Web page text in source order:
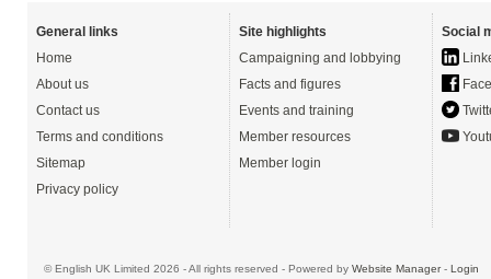
General links
Home
About us
Contact us
Terms and conditions
Sitemap
Privacy policy
Site highlights
Campaigning and lobbying
Facts and figures
Events and training
Member resources
Member login
Social
© English UK Limited 2026 - All rights reserved - Powered by Website Manager- Login